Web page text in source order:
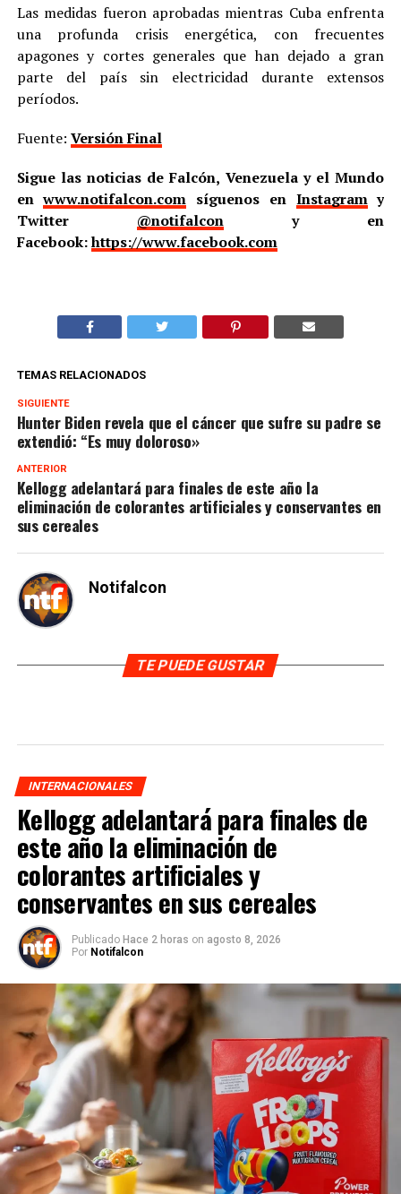
Las medidas fueron aprobadas mientras Cuba enfrenta
una profunda crisis energética, con frecuentes
apagones y cortes generales que han dejado a gran
parte del país sin electricidad durante extensos
períodos.
Fuente: Versión Final
Sigue las noticias de Falcón, Venezuela y el Mundo
enwww.notifalcon.com síguenos en Instagramy
Twitter @notifalcony en
Facebook:https://www.facebook.com
TEMAS RELACIONADOS
SIGUIENTE
Hunter Biden revela que el cáncer que sufre su padre se
extendió: “Es muy doloroso»
ANTERIOR
Kellogg adelantará para finales de este año la
eliminación de colorantes artificiales y conservantes en
sus cereales
Notifalcon
TE PUEDE GUSTAR
INTERNACIONALES
Kellogg adelantará para finales de
este año la eliminación de
colorantes artificiales y
conservantes en sus cereales
Publicado Hace 2 horas on agosto 8, 2026
Por Notifalcon